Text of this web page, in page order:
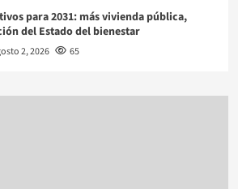
para 2031: más vivienda pública,
del Estado del bienestar
2, 2026 65